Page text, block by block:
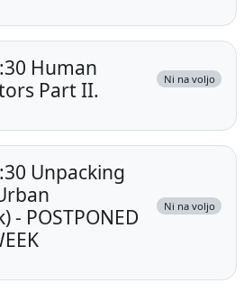
Human
Part II.
Ni na voljo
Unpacking
- POSTPONED
Ni na voljo